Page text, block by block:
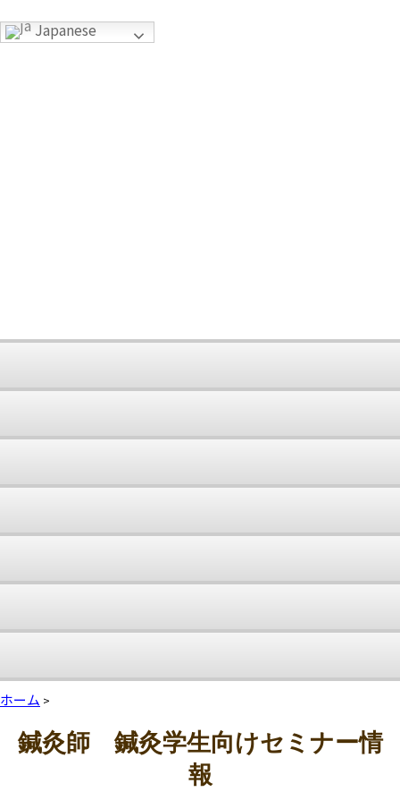
Japanese
ホーム >
鍼灸師 鍼灸学生向けセミナー情
報